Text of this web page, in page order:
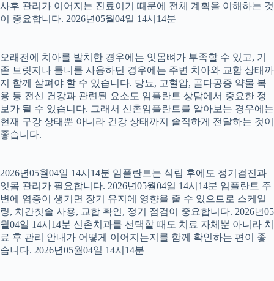
사후 관리가 이어지는 진료이기 때문에 전체 계획을 이해하는 것
이 중요합니다. 2026년05월04일 14시14분
오래전에 치아를 발치한 경우에는 잇몸뼈가 부족할 수 있고, 기
존 브릿지나 틀니를 사용하던 경우에는 주변 치아와 교합 상태까
지 함께 살펴야 할 수 있습니다. 당뇨, 고혈압, 골다공증 약물 복
용 등 전신 건강과 관련된 요소도 임플란트 상담에서 중요한 정
보가 될 수 있습니다. 그래서 신촌임플란트를 알아보는 경우에는
현재 구강 상태뿐 아니라 건강 상태까지 솔직하게 전달하는 것이
좋습니다.
2026년05월04일 14시14분 임플란트는 식립 후에도 정기검진과
잇몸 관리가 필요합니다. 2026년05월04일 14시14분 임플란트 주
변에 염증이 생기면 장기 유지에 영향을 줄 수 있으므로 스케일
링, 치간칫솔 사용, 교합 확인, 정기 점검이 중요합니다. 2026년05
월04일 14시14분 신촌치과를 선택할 때도 치료 자체뿐 아니라 치
료 후 관리 안내가 어떻게 이어지는지를 함께 확인하는 편이 좋
습니다. 2026년05월04일 14시14분